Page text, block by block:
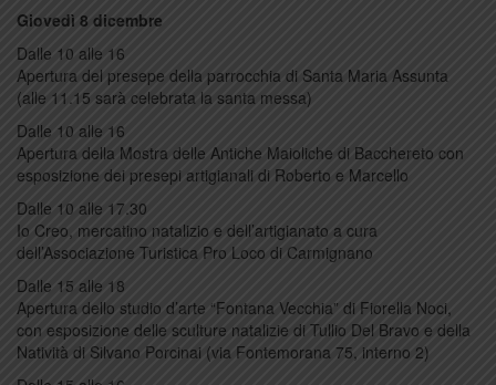
Giovedì 8 dicembre
Dalle 10 alle 16
Apertura del presepe della parrocchia di Santa Maria Assunta
(alle 11.15 sarà celebrata la santa messa)
Dalle 10 alle 16
Apertura della Mostra delle Antiche Maioliche di Bacchereto con
esposizione dei presepi artigianali di Roberto e Marcello
Dalle 10 alle 17.30
Io Creo, mercatino natalizio e dell’artigianato a cura
dell’Associazione Turistica Pro Loco di Carmignano
Dalle 15 alle 18
Apertura dello studio d’arte “Fontana Vecchia” di Fiorella Noci,
con esposizione delle sculture natalizie di Tullio Del Bravo e della
Natività di Silvano Porcinai (via Fontemorana 75, interno 2)